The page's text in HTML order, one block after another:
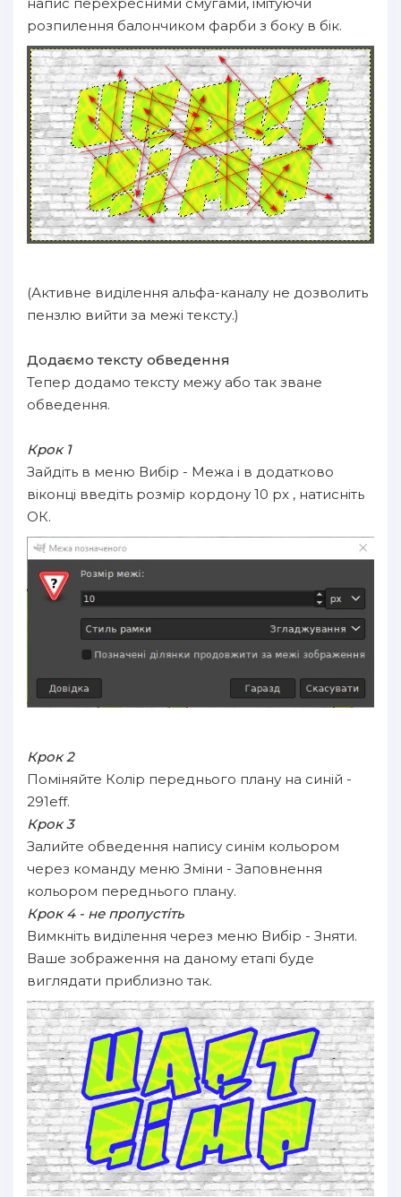
напис перехресними смугами, імітуючи
розпилення балончиком фарби з боку в бік.
(Активне виділення альфа-каналу не дозволить
пензлю вийти за межі тексту.)
Додаємо тексту обведення
Тепер додамо тексту межу або так зване
обведення.
Крок 1
Зайдіть в меню Вибір - Межа і в додатково
віконці введіть розмір кордону 10 px , натисніть
ОК.
Крок 2
Поміняйте Колір переднього плану на синій -
291eff.
Крок 3
Залийте обведення напису синім кольором
через команду меню Зміни - Заповнення
кольором переднього плану.
Крок 4 - не пропустіть
Вимкніть виділення через меню Вибір - Зняти.
Ваше зображення на даному етапі буде
виглядати приблизно так.